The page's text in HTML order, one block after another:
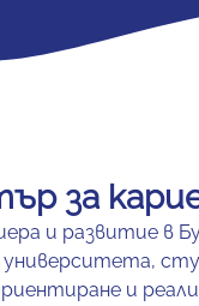
за
и развитие в
и